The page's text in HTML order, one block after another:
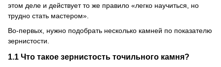
этом деле и действует то же правило «легко научиться, но
трудно стать мастером».
Во-первых, нужно подобрать несколько камней по показателю
зернистости.
1.1 Что такое зернистость точильного камня?